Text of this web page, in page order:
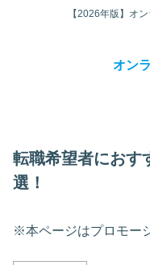
【2026年版】オ
オン
転職希望者におす
選！
※本ページはプロモー